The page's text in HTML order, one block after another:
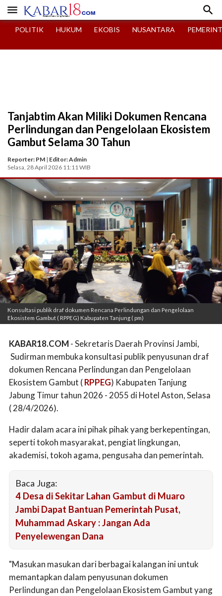
 
POLITIK HUKUM EKOBIS NUSANTARA
Tanjabtim Akan Miliki Dokumen Rencana
Perlindungan dan Pengelolaan Ekosistem
Gambut Selama 30 Tahun
Reporter: PM | Editor: Admin
Selasa, 28 April 2026 11:11 WIB
Konsultasi publik draf dokumen Rencana Perlindungan dan Pengelolaan
Ekosistem Gambut ( RPPEG) Kabupaten Tanjung ( pm)
KABAR18.COM- Sekretaris Daerah Provinsi Jambi,
Sudirman membuka konsultasi publik penyusunan draf
dokumen Rencana Perlindungan dan Pengelolaan
Ekosistem Gambut (RPPEG) Kabupaten Tanjung
Jabung Timur tahun 2026 - 2055 di Hotel Aston, Selasa
( 28/4/2026).
Hadir dalam acara ini pihak pihak yang berkepentingan,
seperti tokoh masyarakat, pengiat lingkungan,
akademisi, tokoh agama, pengusaha dan pemerintah.
Baca Juga:
4 Desa di Sekitar Lahan Gambut di Muaro
Jambi Dapat Bantuan Pemerintah Pusat,
Muhammad Askary : Jangan Ada
Penyelewengan Dana
"Masukan masukan dari berbagai kalangan ini untuk
memantapkan dalam penyusunan dokumen
Perlindungan dan Pengelolaan Ekosistem Gambut yang